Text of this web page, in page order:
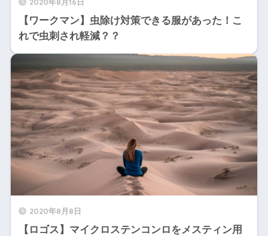
【ワークマン】虫除け対策できる服があった！こ
れで虫刺され軽減？？
2020年8月8日
【ロゴス】マイクロステンコンロをメスティン用